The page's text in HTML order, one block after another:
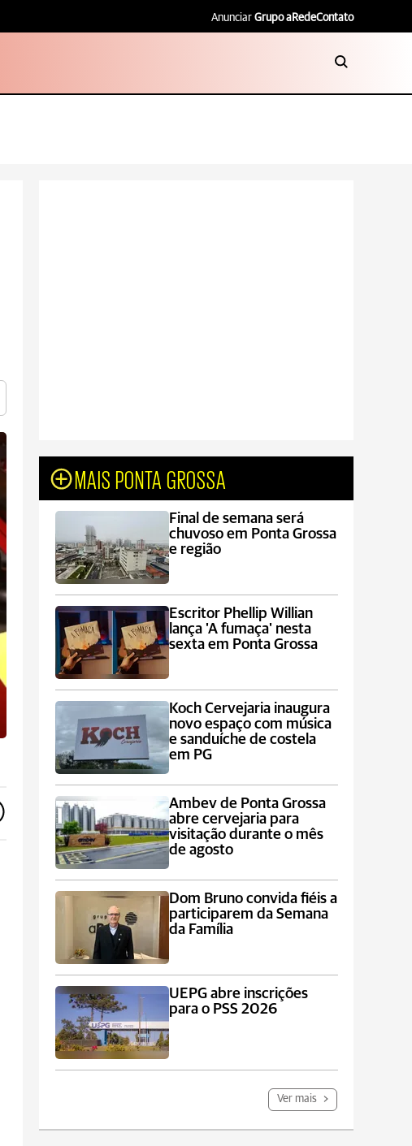
Anunciar Grupo aRedeContato
MAIS PONTA GROSSA
Final de semana será
chuvoso em Ponta Grossa
e região
Escritor Phellip Willian
lança 'A fumaça' nesta
sexta em Ponta Grossa
Koch Cervejaria inaugura
novo espaço com música
e sanduíche de costela
em PG
Ambev de Ponta Grossa
abre cervejaria para
visitação durante o mês
de agosto
Dom Bruno convida fiéis a
participarem da Semana
da Família
UEPG abre inscrições
para o PSS 2026
Ver mais